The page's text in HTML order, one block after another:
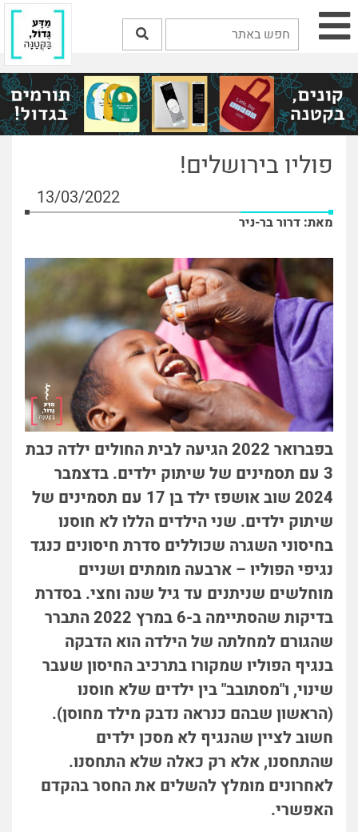
פוליו בירושלים!
13/03/2022
מאת: דרור בר-ניר
בפברואר 2022 הגיעה לבית החולים ילדה כבת
3 עם תסמינים של שיתוק ילדים. בדצמבר
2024 שוב אושפז ילד בן 17 עם תסמינים של
שיתוק ילדים. שני הילדים הללו לא חוסנו
בחיסוני השגרה שכוללים סדרת חיסונים כנגד
נגיפי הפוליו – ארבעה מומתים ושניים
מוחלשים שניתנים עד גיל שנה וחצי. בסדרת
בדיקות שהסתיימה ב-6 במרץ 2022 התברר
שהגורם למחלתה של הילדה הוא הדבקה
בנגיף הפוליו שמקורו בתרכיב החיסון שעבר
שינוי, ו"מסתובב" בין ילדים שלא חוסנו
(הראשון שבהם כנראה נדבק מילד מחוסן).
חשוב לציין שהנגיף לא מסכן ילדים
שהתחסנו, אלא רק כאלה שלא התחסנו.
לאחרונים מומלץ להשלים את החסר בהקדם
האפשרי.